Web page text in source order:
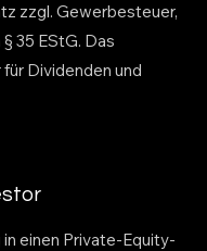
zzgl. Gewerbesteuer,
35 EStG. Das
Dividenden und
einen Private-Equity-